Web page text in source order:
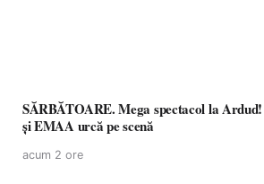
SĂRBĂTOARE. Mega spectacol la
și EMAA urcă pe scenă
acum 2 ore